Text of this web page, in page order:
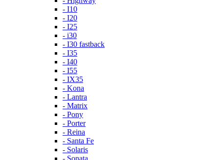
- I10
- I20
- I25
- i30
- I30 fastback
- I35
- I40
- I55
- IX35
- Kona
- Lantra
- Matrix
- Pony
- Porter
- Reina
- Santa Fe
- Solaris